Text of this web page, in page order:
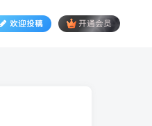
欢迎投稿 开通会员